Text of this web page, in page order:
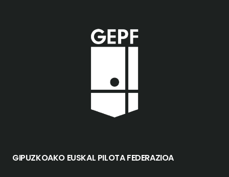
GIPUZKOAKO EUSKAL PILOTA FEDERAZIOA